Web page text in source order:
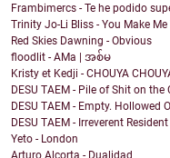
Frambimercs - Te he podido
Trinity Jo-Li Bliss - You Make
Red Skies Dawning - Obvious
floodlit - AMa | အစ်မ
Kristy et Kedji - CHOUYA
DESU TAEM - Pile of Shit on the
DESU TAEM - Empty. Hollowed
DESU TAEM - Irreverent
Yeto - London
Arturo Alcorta - Dualidad